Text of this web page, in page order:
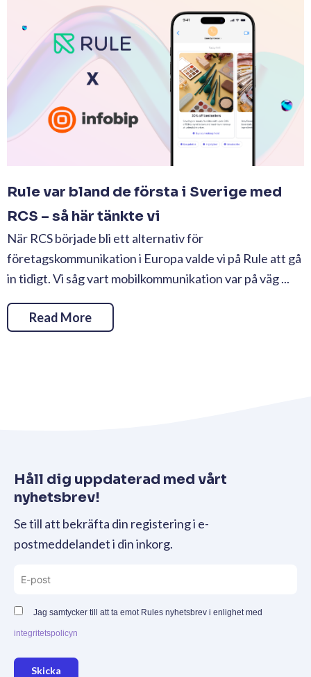
Rule var bland de första i Sverige med
RCS – så här tänkte vi
När RCS började bli ett alternativ för
företagskommunikation i Europa valde vi på Rule att gå
in tidigt. Vi såg vart mobilkommunikation var på väg ...
Read More
Håll dig uppdaterad med vårt
nyhetsbrev!
Se till att bekräfta din registering i e-
postmeddelandet i din inkorg.
Jag samtycker till att ta emot Rules nyhetsbrev i enlighet med
integritetspolicyn
Skicka